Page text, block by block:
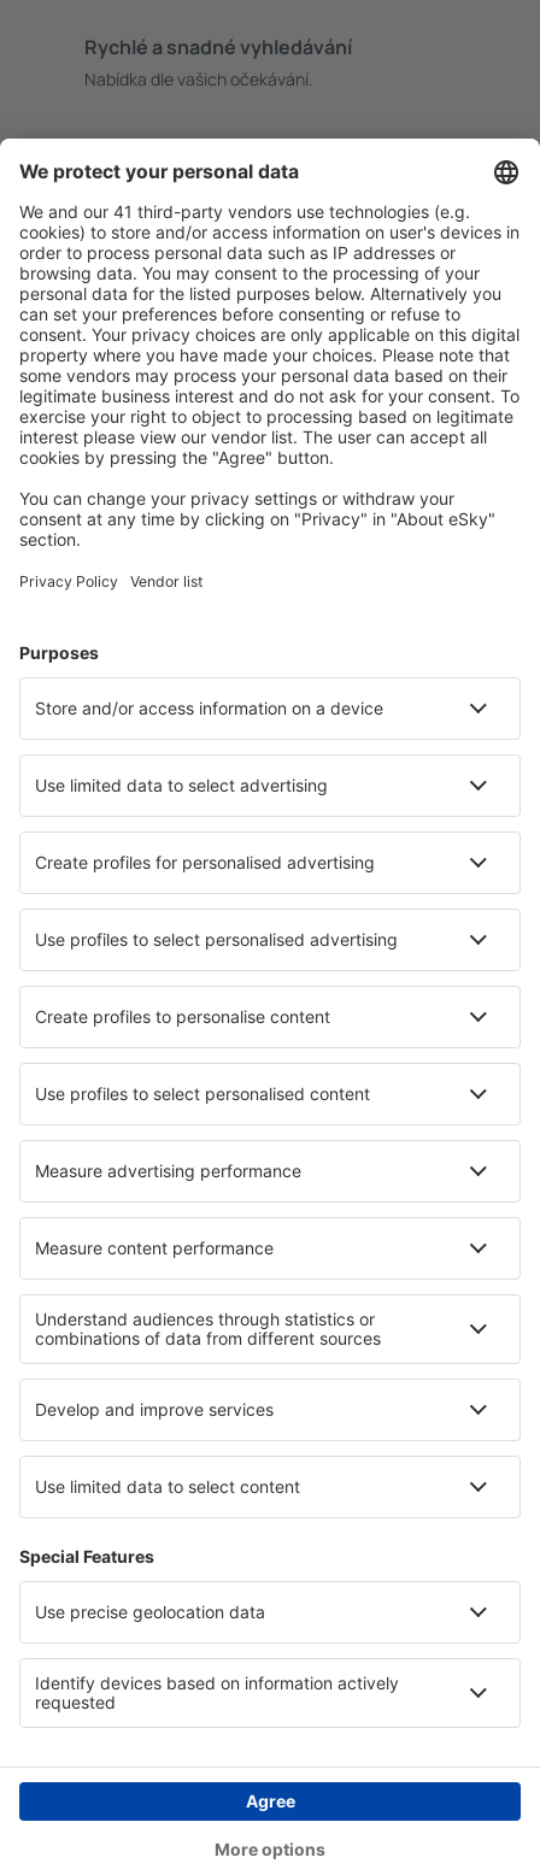
Rychlé a snadné vyhledávání
Nabídka dle vašich očekávání.
Bezproblémová rezervace s možností bezplatného
zrušení.
S námi ušetříte
Atraktivní ceny a speciální nabídky pro přihlášené
uživatele.
Ubytování dle vašeho gusta
Vyberte si z více než 1.3 milionu zařízení: hotelů,
apartmánů, chat a dalších.
Nejvyhledávanější hotely uživateli eSky
Hotely v Kanadě - Oblíbená města
Hotely v Montrealu Hotely ve Vancouveru
Hotely in Leamington Hotely in Burnaby
Hotely v Ottawě Hotely in Saguenay
Nejlepší hotely - města
Hotely in Buenavista del Norte Hotely in Piode
Hotely in Légéville et Bonfays Hotely in Sipanska Luka
Hotely in Theberton Hotely in Sakaide
Hotely in Pulau Tinggi Hotely in Hilmiye
Nejlepší hotely - regiony
Hotely v Národním parku Banff
Hotely v Národním parku Jasper
Hotely na Ostrově prince Edwarda Hotely in Gemer
Hotely v Puerto Plata Hotely v Pyrenees Mountains
Hotely in Faro Hotely in Iași County
Copyright © eSky.cz. Všechna práva vyhrazena.